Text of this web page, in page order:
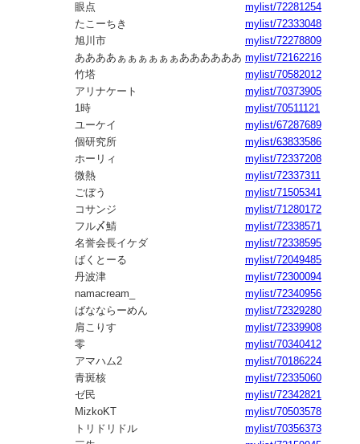
眼点
mylist/72281254
たこーちき
mylist/72333048
旭川市
mylist/72278809
ああああぁぁぁぁぁぁああああああ mylist/72162216
竹塔
mylist/70582012
アリナケート
mylist/70373905
1時
mylist/70511121
ユーケイ
mylist/67287689
個研究所
mylist/63833586
ホーリィ
mylist/72337208
微熱
mylist/72337311
ごぼう
mylist/71505341
コサンジ
mylist/71280172
フル〆鯖
mylist/72338571
名誉会長イケダ
mylist/72338595
ばくとーる
mylist/72049485
丹波津
mylist/72300094
namacream_
mylist/72340956
ばなならーめん
mylist/72329280
肩こりす
mylist/72339908
零
mylist/70340412
アマハム2
mylist/70186224
青斑核
mylist/72335060
ゼ民
mylist/72342821
MizkoKT
mylist/70503578
トリドリドル
mylist/70356373